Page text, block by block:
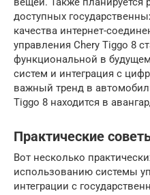
доступных
качества интернет-
управления Chery Tiggo 8
функциональной в
систем и интеграция с
важный тренд в
Tiggo 8 находится в
Практические
Вот несколько
использованию системы
интеграции с